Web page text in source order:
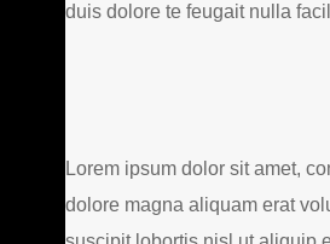
duis dolore te feugait nulla
Lorem ipsum dolor sit amet,
dolore magna aliquam erat